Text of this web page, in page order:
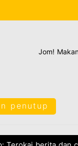
Jom!
penutup